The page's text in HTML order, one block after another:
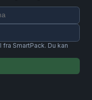
SmartPack. Du kan